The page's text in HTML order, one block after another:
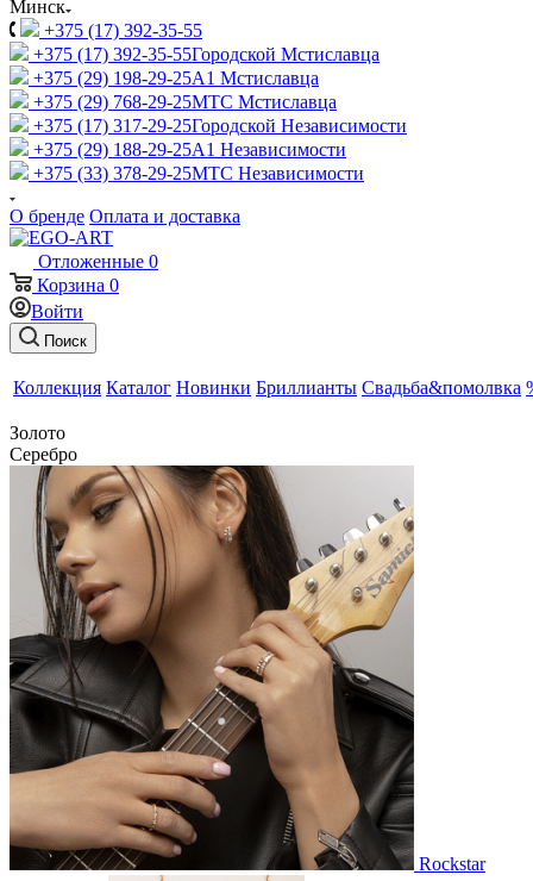
Минск
+375 (17) 392-35-55
+375 (17) 392-35-55Городской Мстиславца
+375 (29) 198-29-25A1 Мстиславца
+375 (29) 768-29-25МТС Мстиславца
+375 (17) 317-29-25Городской Независимости
+375 (29) 188-29-25A1 Независимости
+375 (33) 378-29-25МТС Независимости
О бренде Оплата и доставка
Отложенные 0
Корзина 0
Войти
Поиск
Коллекция Каталог Новинки Бриллианты Свадьба&помолвка
Золото
Серебро
Rockstar